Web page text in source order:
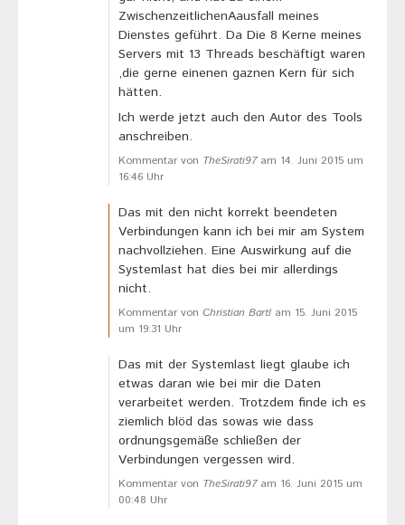
ZwischenzeitlichenAausfall meines
Dienstes geführt. Da Die 8 Kerne meines
Servers mit 13 Threads beschäftigt waren
,die gerne einenen gaznen Kern für sich
hätten.
Ich werde jetzt auch den Autor des Tools
anschreiben.
Kommentar von TheSirati97am 14. Juni 2015 um
16:46 Uhr
Das mit den nicht korrekt beendeten
Verbindungen kann ich bei mir am System
nachvollziehen. Eine Auswirkung auf die
Systemlast hat dies bei mir allerdings
nicht.
Kommentar von Christian Bartl am 15. Juni 2015
um 19:31 Uhr
Das mit der Systemlast liegt glaube ich
etwas daran wie bei mir die Daten
verarbeitet werden. Trotzdem finde ich es
ziemlich blöd das sowas wie dass
ordnungsgemäße schließen der
Verbindungen vergessen wird.
Kommentar von TheSirati97am 16. Juni 2015 um
00:48 Uhr